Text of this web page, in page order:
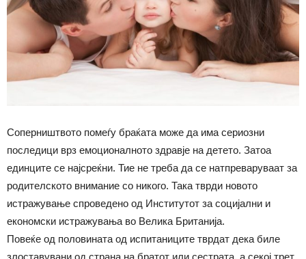
Соперништвото помеѓу браќата може да има сериозни
последици врз емоционалното здравје на детето. Затоа
единците се најсреќни. Тие не треба да се натпреваруваат за
родителското внимание со никого. Така тврди новото
истражување спроведено од Институтот за социјални и
економски истражувања во Велика Британија.
Повеќе од половината од испитаниците тврдат дека биле
злоставувани од страна на братот или сестрата, а секој трет